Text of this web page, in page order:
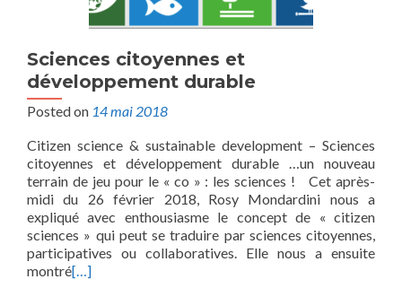
Sciences citoyennes et
développement durable
Posted on 14 mai 2018
Citizen science & sustainable development – Sciences
citoyennes et développement durable …un nouveau
terrain de jeu pour le « co » : les sciences ! Cet après-
midi du 26 février 2018, Rosy Mondardini nous a
expliqué avec enthousiasme le concept de « citizen
sciences » qui peut se traduire par sciences citoyennes,
participatives ou collaboratives. Elle nous a ensuite
montré[…]